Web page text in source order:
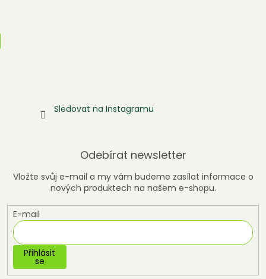
Sledovat na Instagramu
Odebírat newsletter
Vložte svůj e-mail a my vám budeme zasílat informace o
nových produktech na našem e-shopu.
E-mail
Přihlásit
se